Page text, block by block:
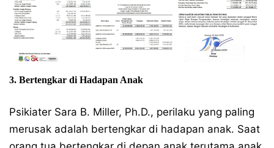
3. Bertengkar di Hadapan Anak
Psikiater Sara B. Miller, Ph.D., perilaku yang paling
merusak adalah bertengkar di hadapan anak. Saat